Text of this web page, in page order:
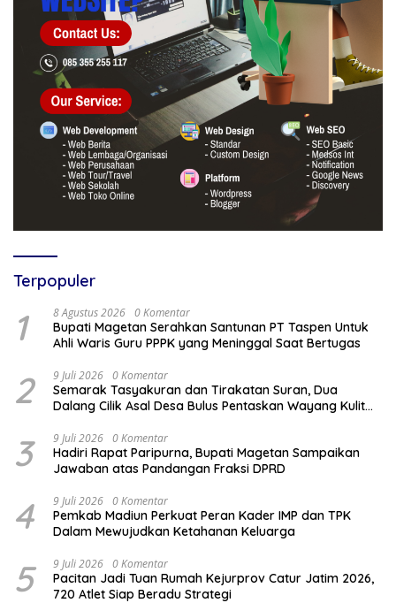
Terpopuler
1 8 Agustus 2026 0 Komentar
Bupati Magetan Serahkan Santunan PT Taspen Untuk
Ahli Waris Guru PPPK yang Meninggal Saat Bertugas
2 9 Juli 2026 0 Komentar
Semarak Tasyakuran dan Tirakatan Suran, Dua
Dalang Cilik Asal Desa Bulus Pentaskan Wayang Kulit
3 9 Juli 2026 0 Komentar
Hadiri Rapat Paripurna, Bupati Magetan Sampaikan
Jawaban atas Pandangan Fraksi DPRD
4 9 Juli 2026 0 Komentar
Pemkab Madiun Perkuat Peran Kader IMP dan TPK
Dalam Mewujudkan Ketahanan Keluarga
5 9 Juli 2026 0 Komentar
Pacitan Jadi Tuan Rumah Kejurprov Catur Jatim 2026,
720 Atlet Siap Beradu Strategi